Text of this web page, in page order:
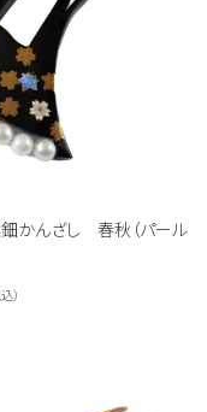
かんざし 春秋（パール